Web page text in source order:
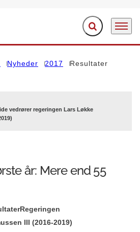
Fold søgefelt ud
Menu
Nyheder 2017 Resultater
vedrører regeringen Lars Løkke
år: Mere end 55
Regeringen
III (2016-2019)